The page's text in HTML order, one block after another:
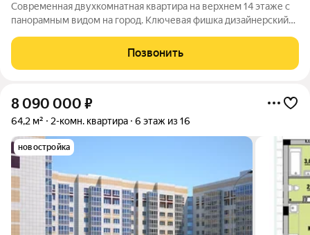
Современная двухкомнатная квартира на верхнем 14 этаже с
панорамным видом на город. Ключевая фишка дизайнерский
материалы, минимализм и полная готовность к проживанию
без необходимых вложений.
Позвонить
8 090 000 ₽
64,2 м² 2-комн. квартира 6 этаж из 16
новостройка